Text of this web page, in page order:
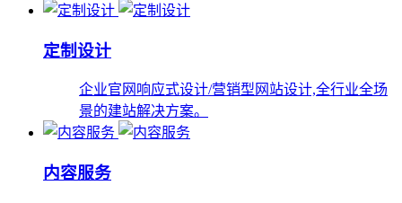
定制设计
企业官网响应式设计/营销型网站设计,全行业全场
景的建站解决方案。
内容服务